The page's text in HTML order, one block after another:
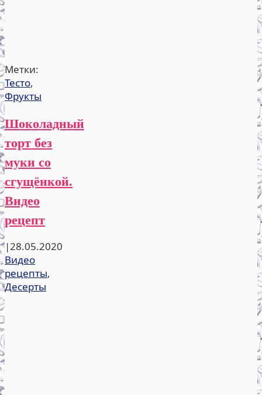
Метки:
Тесто,
Фрукты
Шоколадный
торт без
муки со
сгущёнкой.
Видео
рецепт
|28.05.2020
Видео
рецепты,
Десерты